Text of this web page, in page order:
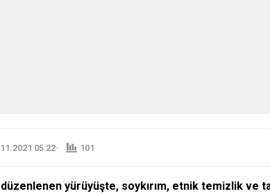
05:22 101
düzenlenen yürüyüşte, soykırım, etnik temizlik ve